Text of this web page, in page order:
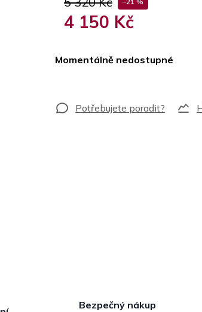
4 150 Kč
Momentálně nedostupné
Bezpečný nákup